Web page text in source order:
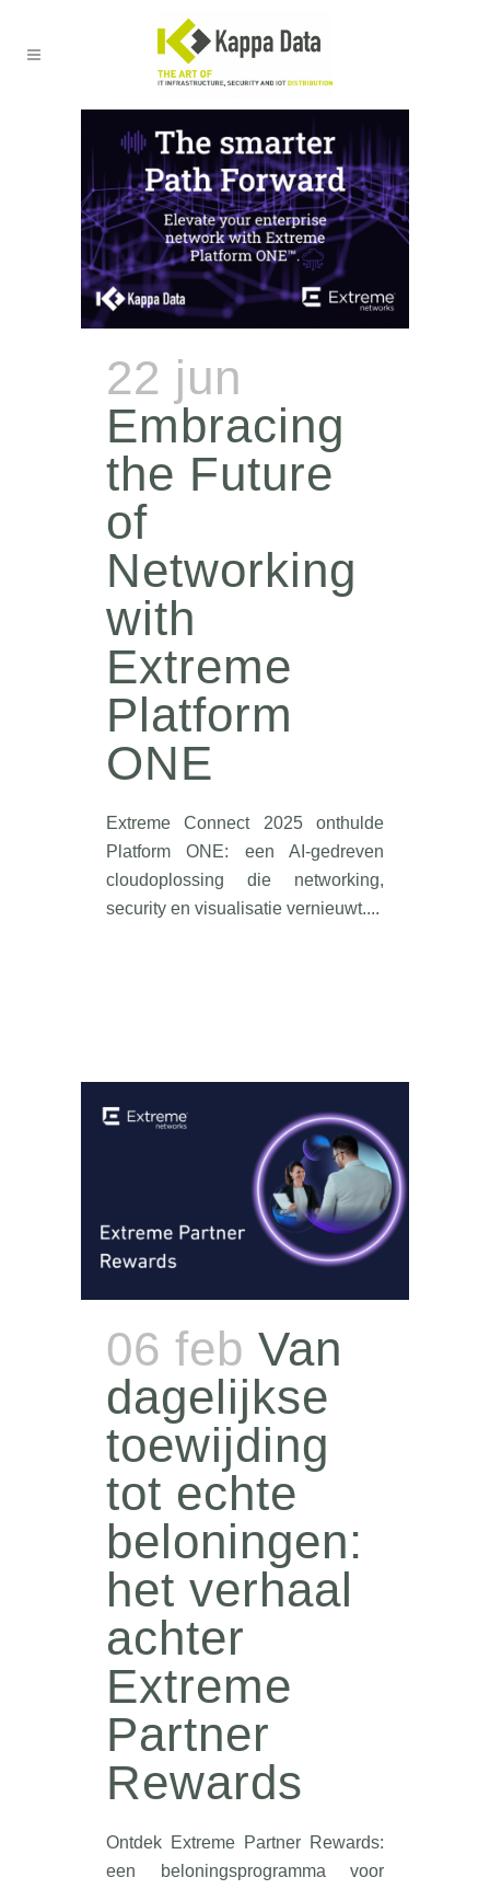
22 jun
Embracing
the Future
of
Networking
with
Extreme
Platform
ONE
Extreme Connect 2025 onthulde
Platform ONE: een AI-gedreven
cloudoplossing die networking,
security en visualisatie vernieuwt....
06 feb Van
dagelijkse
toewijding
tot echte
beloningen:
het verhaal
achter
Extreme
Partner
Rewards
Ontdek Extreme Partner Rewards:
een beloningsprogramma voor